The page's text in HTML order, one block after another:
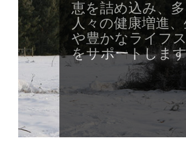
恵を詰め込み、
人々の健康増進
や豊かなライフ
をサポートしま